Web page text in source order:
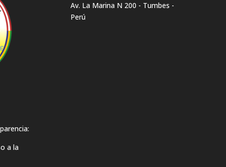
a la
Av. La Marina N 200 - Tumbes -
Perú